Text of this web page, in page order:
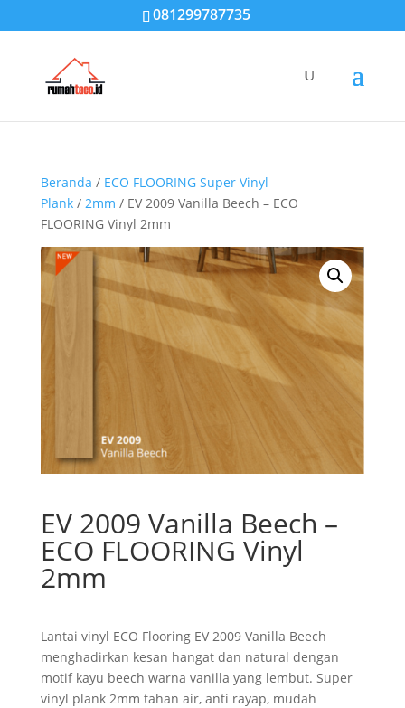
081299787735
Beranda / ECO FLOORING Super Vinyl
Plank/ 2mm / EV 2009 Vanilla Beech – ECO
FLOORING Vinyl 2mm
EV 2009 Vanilla Beech –
ECO FLOORING Vinyl
2mm
Lantai vinyl ECO Flooring EV 2009 Vanilla Beech
menghadirkan kesan hangat dan natural dengan
motif kayu beech warna vanilla yang lembut. Super
vinyl plank 2mm tahan air, anti rayap, mudah